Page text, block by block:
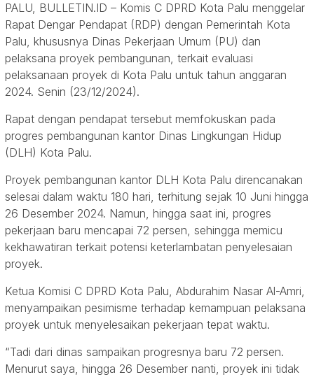
PALU, BULLETIN.ID – Komis C DPRD Kota Palu menggelar
Rapat Dengar Pendapat (RDP) dengan Pemerintah Kota
Palu, khususnya Dinas Pekerjaan Umum (PU) dan
pelaksana proyek pembangunan, terkait evaluasi
pelaksanaan proyek di Kota Palu untuk tahun anggaran
2024. Senin (23/12/2024).
Rapat dengan pendapat tersebut memfokuskan pada
progres pembangunan kantor Dinas Lingkungan Hidup
(DLH) Kota Palu.
Proyek pembangunan kantor DLH Kota Palu direncanakan
selesai dalam waktu 180 hari, terhitung sejak 10 Juni hingga
26 Desember 2024. Namun, hingga saat ini, progres
pekerjaan baru mencapai 72 persen, sehingga memicu
kekhawatiran terkait potensi keterlambatan penyelesaian
proyek.
Ketua Komisi C DPRD Kota Palu, Abdurahim Nasar Al-Amri,
menyampaikan pesimisme terhadap kemampuan pelaksana
proyek untuk menyelesaikan pekerjaan tepat waktu.
“Tadi dari dinas sampaikan progresnya baru 72 persen.
Menurut saya, hingga 26 Desember nanti, proyek ini tidak